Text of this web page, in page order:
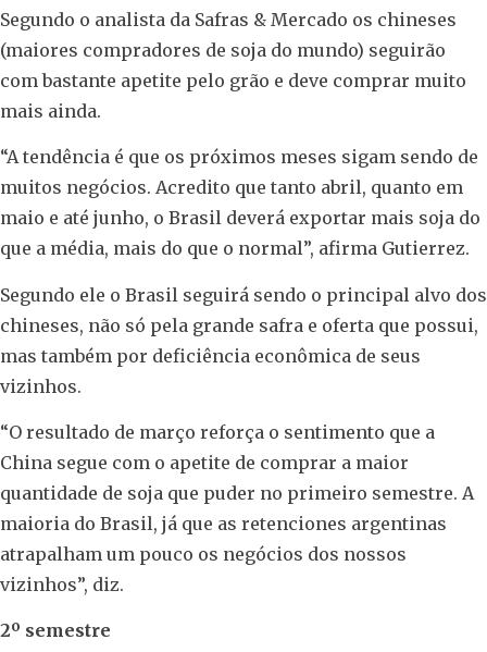
Segundo o analista da Safras & Mercado os chineses
(maiores compradores de soja do mundo) seguirão
com bastante apetite pelo grão e deve comprar muito
mais ainda.
“A tendência é que os próximos meses sigam sendo de
muitos negócios. Acredito que tanto abril, quanto em
maio e até junho, o Brasil deverá exportar mais soja do
que a média, mais do que o normal”, afirma Gutierrez.
Segundo ele o Brasil seguirá sendo o principal alvo dos
chineses, não só pela grande safra e oferta que possui,
mas também por deficiência econômica de seus
vizinhos.
“O resultado de março reforça o sentimento que a
China segue com o apetite de comprar a maior
quantidade de soja que puder no primeiro semestre. A
maioria do Brasil, já que as retenciones argentinas
atrapalham um pouco os negócios dos nossos
vizinhos”, diz.
2º semestre